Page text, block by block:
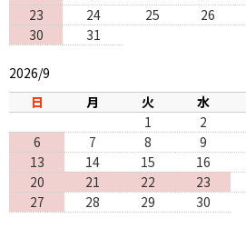
23
24 25 26
30
31
2026/9
日
月 火 水
1
2
6
7 8 9
13
14 15 16
20
21 22 23
27
28 29 30